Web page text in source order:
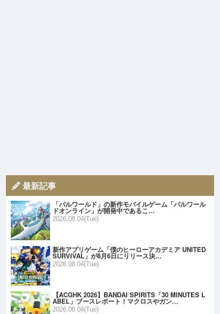
最新記事
「パルワールド」の新作モバイルゲーム「パルワール
ドオンライン」が開発中であるこ…
2026.08.04(Tue)
新作アプリゲーム「僕のヒーローアカデミア UNITED
SURVIVAL」が8月6日にリリース決…
2026.08.04(Tue)
【ACGHK 2026】BANDAI SPIRITS「30 MINUTES L
ABEL」ブースレポート！マクロスやガン…
2026.08.04(Tue)